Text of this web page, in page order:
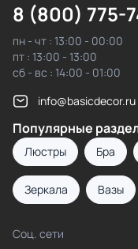
8 (800) 775-
пн - чт : 13:00 - 00:00
пт : 13:00 - 13:00
сб - вс : 14:00 - 01:00
info@basicdecor.ru
Популярные
Люстры Бра
Зеркала Вазы
Соц. сети